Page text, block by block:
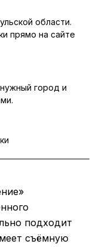
области.
прямо на сайте
город и
подходит
съёмную